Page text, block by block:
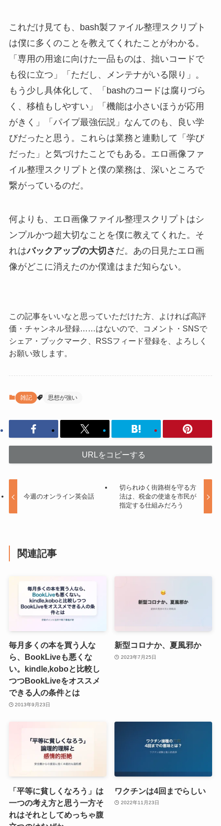
これだけ見ても、bash製ファイル整理スクリプト
は僕に多くのことを教えてくれたことがわかる。
「専用の用途に向けた一品ものは、拙いコードで
も役に立つ」「ただし、メンテナがいる限り」。
もう少し具体化して、「bashのコードは腐りづら
く、移植もしやすい」「機能は小さいほうが応用
がきく」「パイプ最強伝説」なんてのも、良い学
びだったと思う。これらは業務と連動して「学び
だった」と気づけたことでもある。エロ画像ファ
イル整理スクリプトと僕の業務は、深いところで
繋がっているのだ。
何よりも、エロ画像ファイル整理スクリプトはシ
ンプルかつ超大切なことを僕に教えてくれた。そ
れはバックアップの大切さ だ。あの日見たエロ画
像がどこに消えたのか僕達はまだ知らない。
この記事をいいなと思っていただけた方、よければ高評
価・チャンネル登録……はないので、コメント・SNSで
シェア・ブックマーク、RSSフィード登録を、よろしく
お願い致します。
雑記 思想が強い
URLをコピーする
今週のオンライン英会話
切られゆく街路樹を守る方
法は、税金の使途を市民が
指定する仕組みだろう
関連記事
毎月多くの本を買う人な
ら、BookLiveも悪くな
い。kindle,koboと比較し
つつBookLiveをオススメ
できる人の条件とは
2013年9月23日
新型コロナか、夏風邪か
2023年7月25日
「平等に貧しくなろう」は
一つの考え方と思う一方そ
れはそれとしてめっちゃ腹
ワクチンは4回までらしい
2022年11月23日